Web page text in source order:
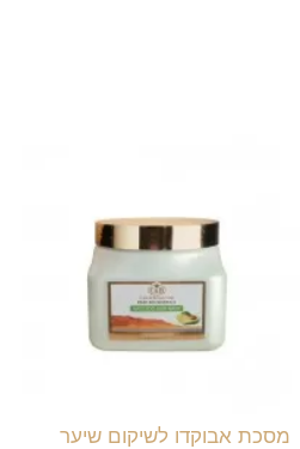
מסכת אבוקדו לשיקום שיער